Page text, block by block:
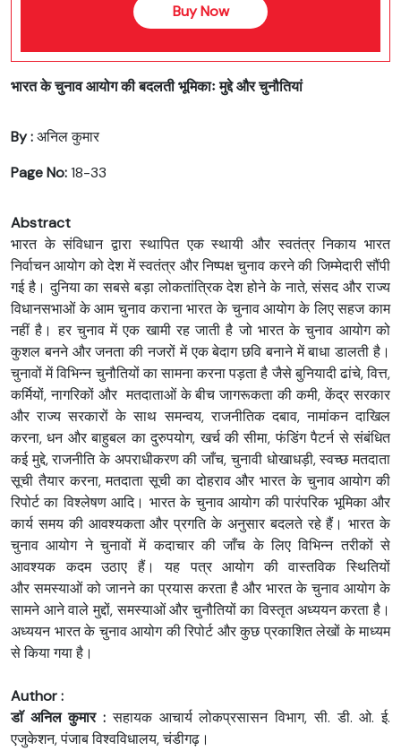
Buy Now
भारत के चुनाव आयोग की बदलती भूमिकाः मुद्दे और चुनौतियां
By :अनिल कुमार
Page No:18-33
Abstract
भारत के संविधान द्वारा स्थापित एक स्थायी और स्वतंत्र निकाय भारत
निर्वाचन आयोग को देश में स्वतंत्र और निष्पक्ष चुनाव करने की जिम्मेदारी सौंपी
गई है। दुनिया का सबसे बड़ा लोकतांत्रिक देश होने के नाते, संसद और राज्य
विधानसभाओं के आम चुनाव कराना भारत के चुनाव आयोग के लिए सहज काम
नहीं है। हर चुनाव में एक खामी रह जाती है जो भारत के चुनाव आयोग को
कुशल बनने और जनता की नजरों में एक बेदाग छवि बनाने में बाधा डालती है।
चुनावों में विभिन्न चुनौतियों का सामना करना पड़ता है जैसे बुनियादी ढांचे, वित्त,
कर्मियों, नागरिकों और मतदाताओं के बीच जागरूकता की कमी, केंद्र सरकार
और राज्य सरकारों के साथ समन्वय, राजनीतिक दबाव, नामांकन दाखिल
करना, धन और बाहुबल का दुरुपयोग, खर्च की सीमा, फंडिंग पैटर्न से संबंधित
कई मुद्दे, राजनीति के अपराधीकरण की जाँच, चुनावी धोखाधड़ी, स्वच्छ मतदाता
सूची तैयार करना, मतदाता सूची का दोहराव और भारत के चुनाव आयोग की
रिपोर्ट का विश्लेषण आदि। भारत के चुनाव आयोग की पारंपरिक भूमिका और
कार्य समय की आवश्यकता और प्रगति के अनुसार बदलते रहे हैं। भारत के
चुनाव आयोग ने चुनावों में कदाचार की जाँच के लिए विभिन्न तरीकों से
आवश्यक कदम उठाए हैं। यह पत्र आयोग की वास्तविक स्थितियों
और समस्याओं को जानने का प्रयास करता है और भारत के चुनाव आयोग के
सामने आने वाले मुद्दों, समस्याओं और चुनौतियों का विस्तृत अध्ययन करता है।
अध्ययन भारत के चुनाव आयोग की रिपोर्ट और कुछ प्रकाशित लेखों के माध्यम
से किया गया है।
Author :
डाॅ अनिल कुमार :सहायक आचार्य लोकप्रसासन विभाग, सी. डी. ओ. ई.
एजुकेशन, पंजाब विश्वविधालय, चंडीगढ़।